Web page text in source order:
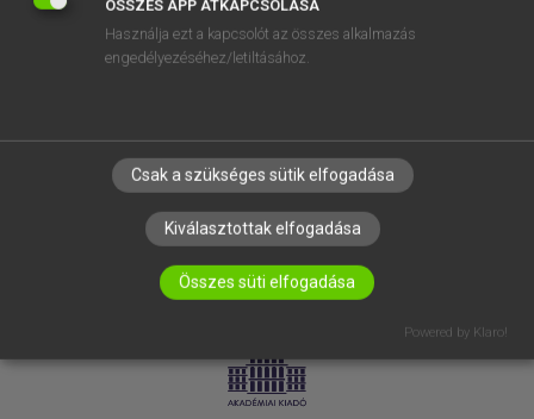
ELÉRHETŐSÉG
SÜTI BEÁLLÍTÁSOK
LICENCSZERZŐDÉS ADATVÉDELEM
ÖSSZES APP ÁTKAPCSOLÁSA
Használja ezt a kapcsolót az összes alkalmazás
engedélyezéséhez/letiltásához.
Csak a szükséges sütik elfogadása
Kiválasztottak elfogadása
Összes süti elfogadása
Powered by Klaro!